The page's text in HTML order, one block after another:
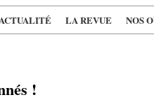
LA REVUE NOS
!